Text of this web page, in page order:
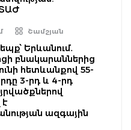
Շամշյան
Երևանում․
բնակարաններից
հետևանքով 55-
3-րդ և 4-րդ
ազգային